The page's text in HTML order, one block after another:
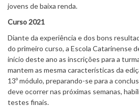
jovens de baixa renda.
Curso 2021
Diante da experiência e dos bons
do primeiro curso, a Escola Catarinense
início deste ano as inscrições para a
mantem as mesma características da
13º módulo, preparando-se para a
deve ocorrer nas próximas semanas,
testes finais.